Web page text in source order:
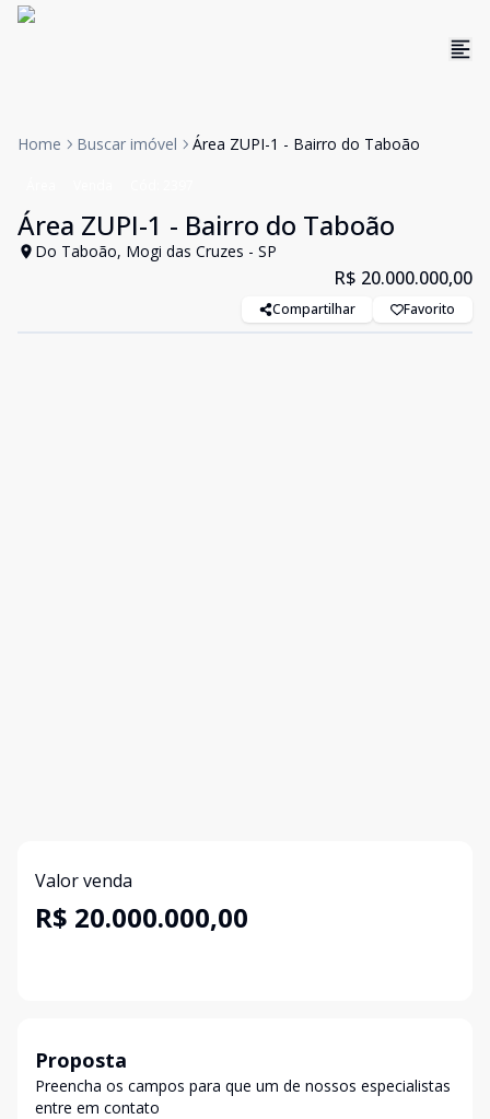
Home Buscar imóvel Área ZUPI-1 - Bairro do Taboão
Área ZUPI-1 - Bairro do Taboão
Do Taboão, Mogi das Cruzes - SP
R$ 20.000.000,00
Compartilhar Favorito
Valor venda
R$ 20.000.000,00
Proposta
Preencha os campos para que um de nossos especialistas
entre em contato